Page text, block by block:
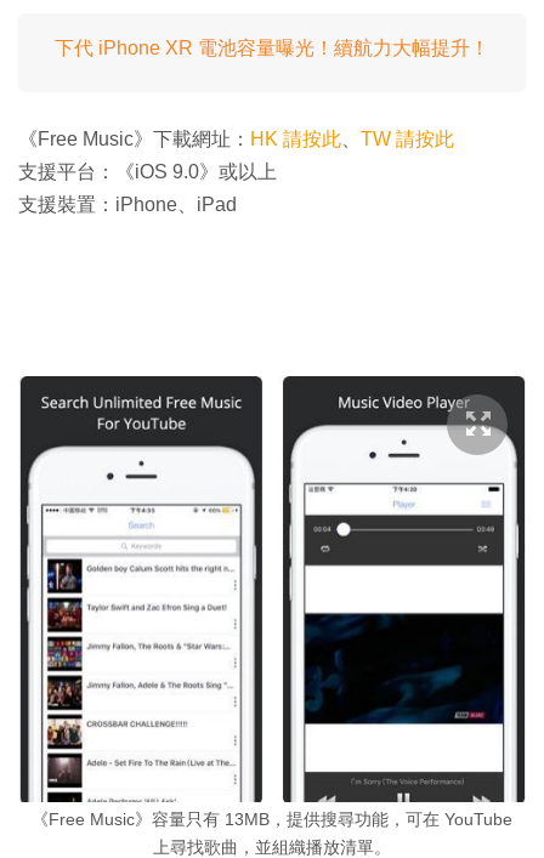
下代 iPhone XR 電池容量曝光！續航力大幅提升！
《Free Music》下載網址： HK 請按此
TW 請按此
支援平台：《iOS 9.0》或以上
支援裝置：iPhone、iPad
《Free Music》容量只有 13MB，提供搜尋功能，可在 YouTube
上尋找歌曲，並組織播放清單。